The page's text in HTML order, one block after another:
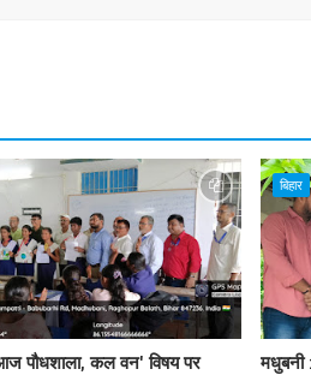
पौधशाला, कल वन' विषय पर
बिहार
मधुबनी